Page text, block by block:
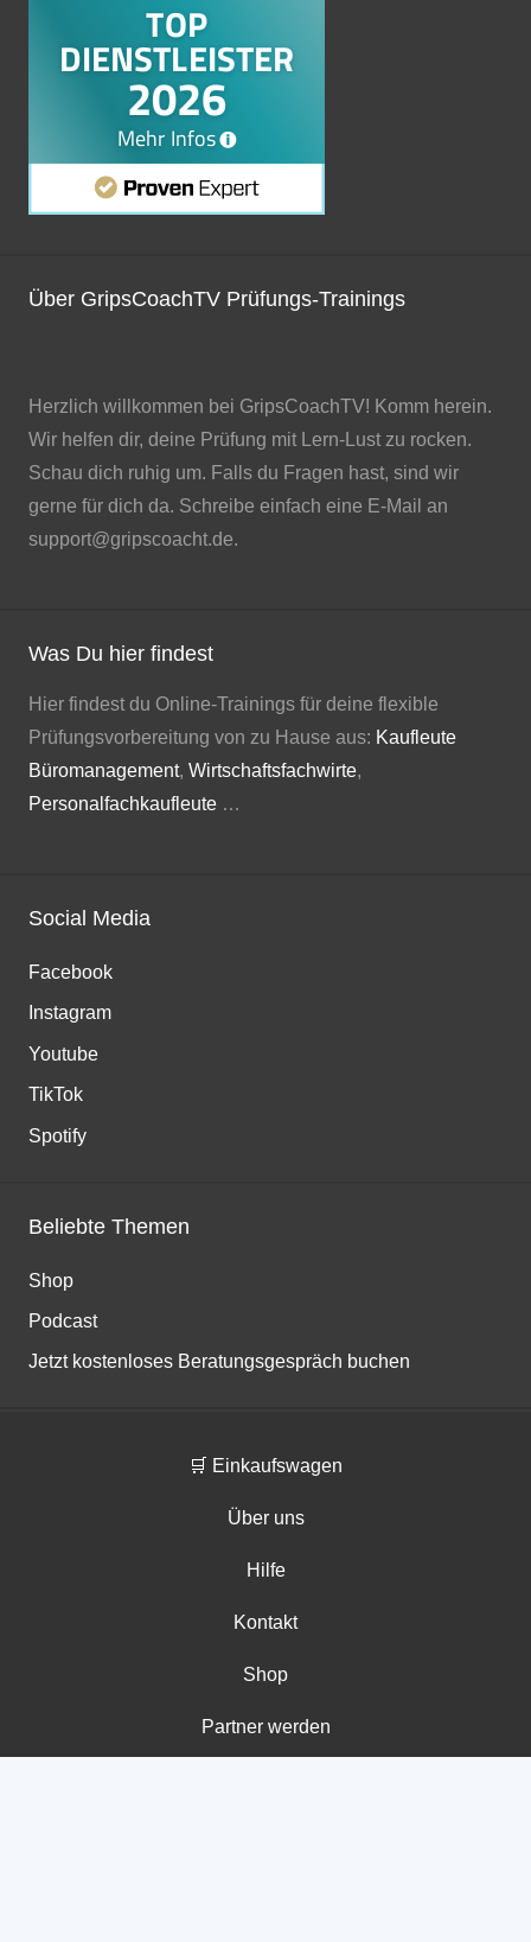
Über GripsCoachTV Prüfungs-Trainings
Herzlich willkommen bei GripsCoachTV! Komm herein.
Wir helfen dir, deine Prüfung mit Lern-Lust zu rocken.
Schau dich ruhig um. Falls du Fragen hast, sind wir
gerne für dich da. Schreibe einfach eine E-Mail an
support@gripscoacht.de.
Was Du hier findest
Hier findest du Online-Trainings für deine flexible
Prüfungsvorbereitung von zu Hause aus: Kaufleute
Büromanagement, Wirtschaftsfachwirte,
Personalfachkaufleute …
Social Media
Facebook
Instagram
Youtube
TikTok
Spotify
Beliebte Themen
Shop
Podcast
Jetzt kostenloses Beratungsgespräch buchen
🛒 Einkaufswagen
Über uns
Hilfe
Kontakt
Shop
Partner werden